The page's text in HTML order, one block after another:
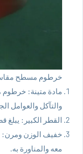
خرطوم مسطح مقاس 6
والتآكل والعوامل
القطر الكبير: يبلغ قطر هذا الخرطوم 6 بوصات، وهو قادر
معه والمناورة به.